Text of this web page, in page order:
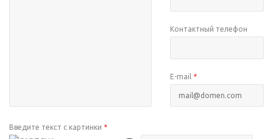
Контактный телефон
E-mail *
Введите текст с картинки *